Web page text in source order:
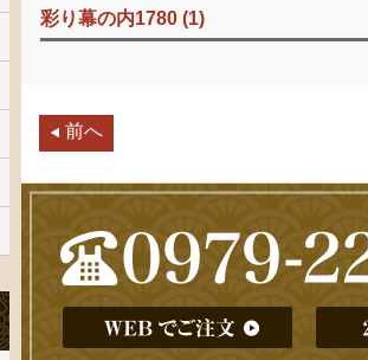
彩り幕の内1780 (1)
前へ